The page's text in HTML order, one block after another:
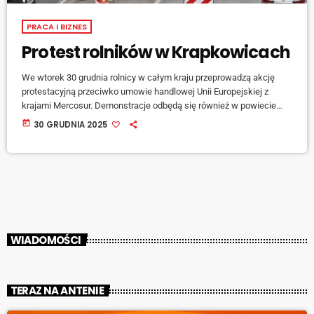
PRACA I BIZNES
Protest rolników w Krapkowicach
We wtorek 30 grudnia rolnicy w całym kraju przeprowadzą akcję
protestacyjną przeciwko umowie handlowej Unii Europejskiej z
krajami Mercosur. Demonstracje odbędą się również w powiecie
krapkowickim. Uczestnicy zapowiadają przybycie ciągników,
today 30 GRUDNIA 2025
WIADOMOŚCI
TERAZ NA ANTENIE